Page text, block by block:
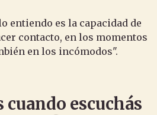
entiendo es la capacidad de
contacto, en los momentos
en los incómodos".
cuando escuchás